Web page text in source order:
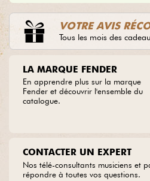
VOTRE AVIS
Tous les mois des
LA MARQUE FENDER
En apprendre plus sur la marque
Fender et découvrir l'ensemble du
catalogue.
CONTACTER UN EXPERT
Nos télé-consultants musiciens et
répondre à toutes vos questions.